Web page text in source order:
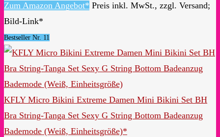
Zum Amazon Angebot* Preis inkl. MwSt., zzgl. Versand;
Bild-Link*
Bestseller Nr. 11
KFLY Micro Bikini Extreme Damen Mini Bikini Set BH
Bra String-Tanga Set Sexy G String Bottom Badeanzug
Bademode (Weiß, Einheitsgröße)*